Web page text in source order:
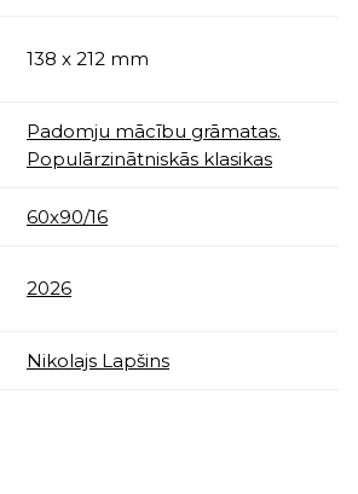
138 x 212 mm
Padomju mācību grāmatas.
Populārzinātniskās klasikas
60x90/16
2026
Nikolajs Lapšins